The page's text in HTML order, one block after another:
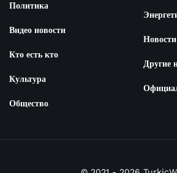
Политика
Видео новости
Кто есть кто
Культура
Общество
Другие